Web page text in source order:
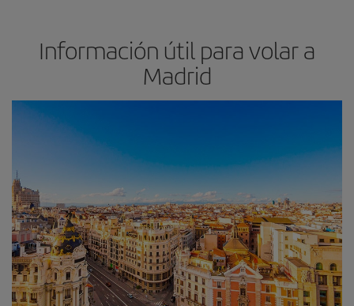
Información útil para volar a
Madrid